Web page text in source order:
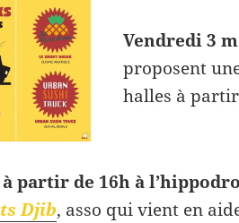
Vendredi 3
proposent
halles à
partir de 16h à
Djib, asso qui vient en